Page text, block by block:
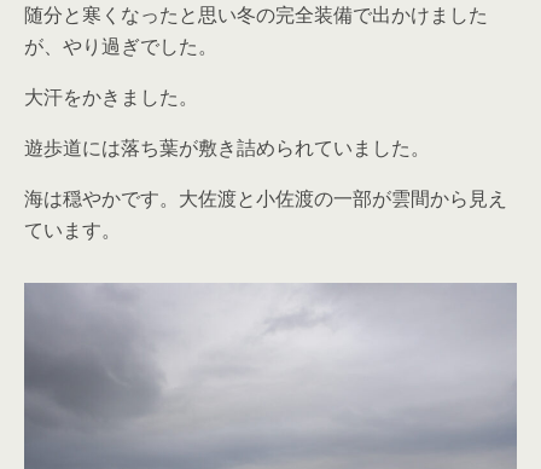
随分と寒くなったと思い冬の完全装備で出かけました
が、やり過ぎでした。
大汗をかきました。
遊歩道には落ち葉が敷き詰められていました。
海は穏やかです。大佐渡と小佐渡の一部が雲間から見え
ています。